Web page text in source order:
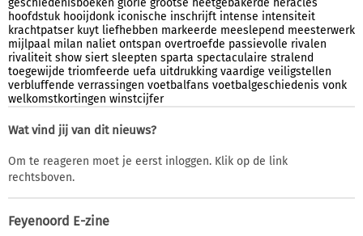
geschiedenisboeken glorie grootse heetgebakerde heracles
hoofdstuk hooijdonk iconische inschrijft intense intensiteit
krachtpatser kuyt liefhebben markeerde meeslepend meesterwerk
mijlpaal milan naliet ontspan overtroefde passievolle rivalen
rivaliteit show siert sleepten sparta spectaculaire stralend
toegewijde triomfeerde uefa uitdrukking vaardige veiligstellen
verbluffende verrassingen voetbalfans voetbalgeschiedenis vonk
welkomstkortingen winstcijfer
Wat vind jij van dit nieuws?
Om te reageren moet je eerst inloggen. Klik op de link
rechtsboven.
Feyenoord E-zine